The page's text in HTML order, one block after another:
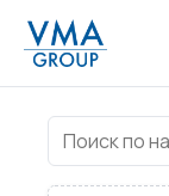
Шины